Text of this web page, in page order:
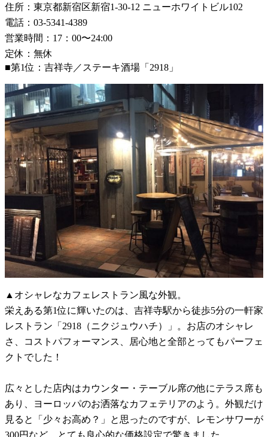
住所：東京都新宿区新宿1-30-12 ニューホワイトビル102
電話：03-5341-4389
営業時間：17：00〜24:00
定休：無休
■第1位：吉祥寺／ステーキ酒場「2918」
▲オシャレなカフェレストラン風な外観。
栄えある第1位に輝いたのは、吉祥寺駅から徒歩5分の一軒家
レストラン「2918（ニクジュウハチ）」。お店のオシャレ
さ、コストパフォーマンス、居心地と全部とってもパーフェ
クトでした！
広々とした店内はカウンター・テーブル席の他にテラス席も
あり、ヨーロッパのお洒落なカフェテリアのよう。外観だけ
見ると「少々お高め？」と思ったのですが、レモンサワーが